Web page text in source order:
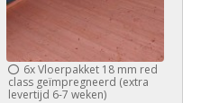
6xVloerpakket 18 mm red
class geïmpregneerd (extra
levertijd 6-7 weken)